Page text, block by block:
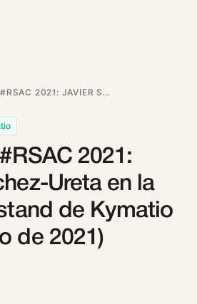
DÍA 4 DE LA #RSAC 2021: JAVIER SÁNCHEZ-URETA EN LA SESIÓN DEL STAND DE KYMATIO (20 DE MAYO DE 2021)
2021:
Ureta en la
de Kymatio
de 2021)